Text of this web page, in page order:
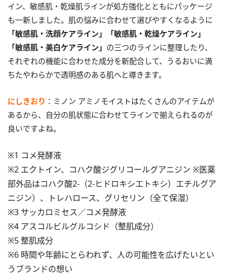
イン、敏感肌・乾燥肌ラインが処方強化とともにパッケージ
も一新しました。肌の悩みに合わせて選びやすくなるように
「敏感肌・洗顔ケアライン」「敏感肌・乾燥ケアライン」
「敏感肌・美白ケアライン」 の三つのラインに整理したり、
それぞれの機能に合わせた成分を新配合して、うるおいに満
ちたやわらかで透明感のある肌へと導きます。
にしきおり ：ミノン アミノモイストはたくさんのアイテムが
あるから、自分の肌状態に合わせてラインで揃えられるのが
良いですよね。
※1 コメ発酵液
※2 エクトイン、コハク酸ジグリコールグアニジン ※医薬
部外品はコハク酸2-（2-ヒドロキシエトキシ）エチルグア
ニジン）、トレハロース、グリセリン（全て保湿）
※3 サッカロミセス／コメ発酵液
※4 アスコルビルグルコシド（整肌成分）
※5 整肌成分
※6 時間や年齢にとらわれず、人の可能性を広げたいとい
うブランドの想い